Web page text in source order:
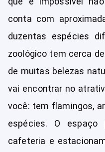
conta com
duzentas espécies
zoológico tem cerca
de muitas belezas
vai encontrar no
você: tem flamingos,
espécies. O espaço
cafeteria e